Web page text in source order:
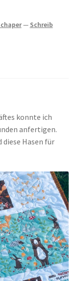
— Schreib
konnte ich
anfertigen.
diese Hasen für